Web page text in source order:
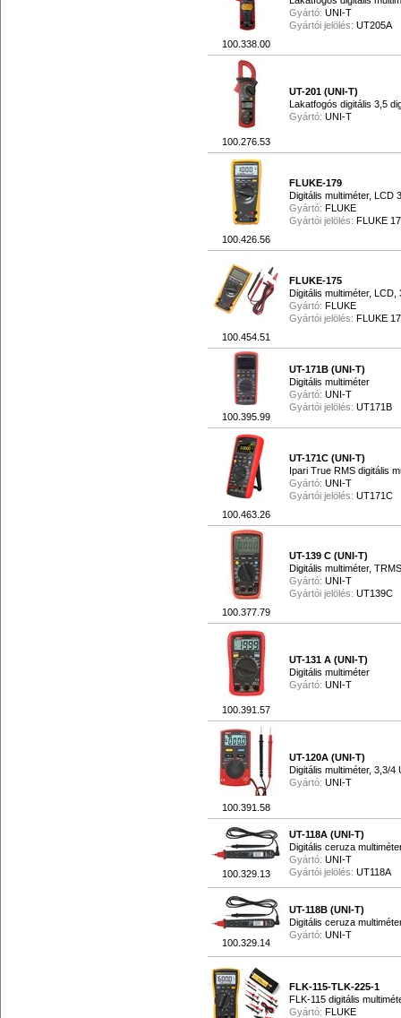
100.338.00
Gyártó: UNI-T
Gyártói jelölés: UT205A
100.276.53
UT-201 (UNI-T)
Lakatfogós digitális 3,5
Gyártó: UNI-T
100.426.56
FLUKE-179
Digitális multiméter, LCD
Gyártó: FLUKE
Gyártói jelölés: FLUKE
100.454.51
FLUKE-175
Digitális multiméter, LCD,
Gyártó: FLUKE
Gyártói jelölés: FLUKE
100.395.99
UT-171B (UNI-T)
Digitális multiméter
Gyártó: UNI-T
Gyártói jelölés: UT171B
100.463.26
UT-171C (UNI-T)
Ipari True RMS digitális
Gyártó: UNI-T
Gyártói jelölés: UT171C
100.377.79
UT-139 C (UNI-T)
Digitális multiméter,
Gyártó: UNI-T
Gyártói jelölés: UT139C
100.391.57
UT-131 A (UNI-T)
Digitális multiméter
Gyártó: UNI-T
100.391.58
UT-120A (UNI-T)
Digitális multiméter, 3,3/4
Gyártó: UNI-T
100.329.13
UT-118A (UNI-T)
Digitális ceruza
Gyártó: UNI-T
Gyártói jelölés: UT118A
100.329.14
UT-118B (UNI-T)
Digitális ceruza
Gyártó: UNI-T
FLK-115-TLK-225-1
FLK-115 digitális
Gyártó: FLUKE